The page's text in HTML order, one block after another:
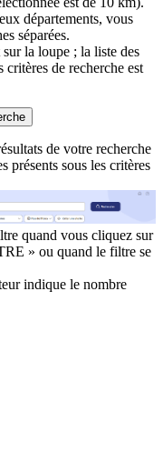
départements, vous
séparées.
la loupe ; la liste des
de recherche est
de votre recherche
présents sous les critères
quand vous cliquez sur
» ou quand le filtre se
indique le nombre